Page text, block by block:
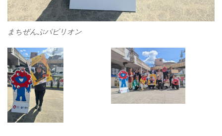
まちぜんぶパビリオン